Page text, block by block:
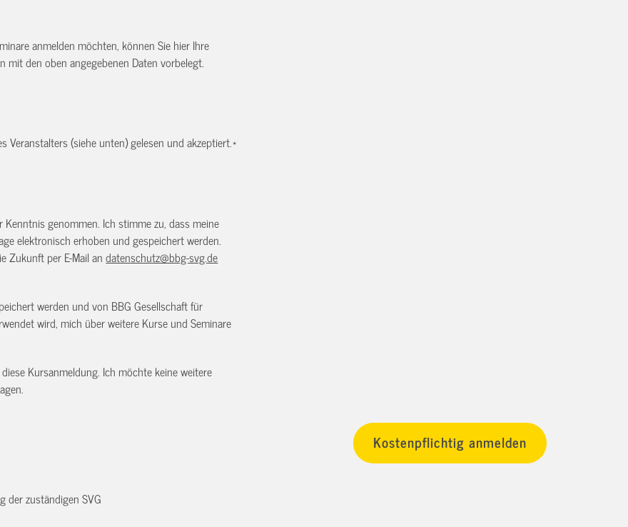
anmelden möchten, können Sie hier Ihre
mit den oben angegebenen Daten vorbelegt.
Veranstalters (siehe unten) gelesen und akzeptiert.*
genommen. Ich stimme zu, dass meine
elektronisch erhoben und gespeichert werden.
Zukunft per E-Mail andatenschutz@bbg-svg.de
werden und von BBG Gesellschaft für
wird, mich über weitere Kurse und Seminare
Kursanmeldung. Ich möchte keine weitere
der zuständigen SVG